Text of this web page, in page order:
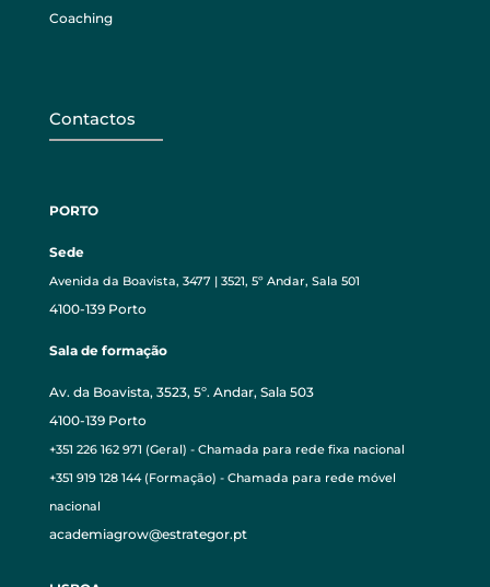
Coaching
Contactos
PORTO
Sede
Avenida da Boavista, 3477 | 3521, 5º Andar, Sala 501
4100-139 Porto
Sala de formação
Av. da Boavista, 3523, 5º. Andar, Sala 503
4100-139 Porto
+351 226 162 971 (Geral) - Chamada para rede fixa nacional
+351 919 128 144 (Formação) - Chamada para rede móvel
nacional
academiagrow@estrategor.pt